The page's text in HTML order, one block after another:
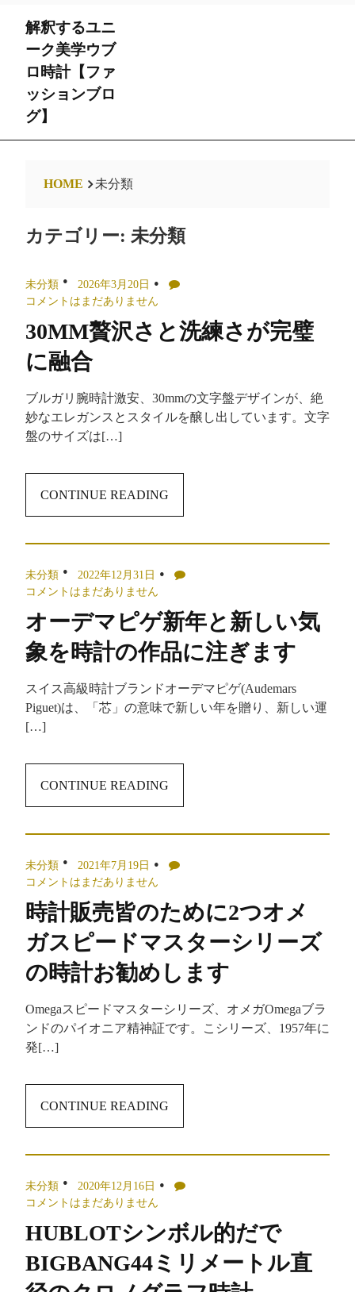
content
解釈するユニ
ーク美学ウブ
ロ時計【ファ
ッションブロ
グ】
HOME 未分類
カテゴリー: 未分類
未分類
2026年3月20日
コメントはまだありません
30MM贅沢さと洗練さが完璧
に融合
ブルガリ腕時計激安、30mmの文字盤デザインが、絶
妙なエレガンスとスタイルを醸し出しています。文字
盤のサイズは[…]
CONTINUE READING
未分類
2022年12月31日
コメントはまだありません
オーデマピゲ新年と新しい気
象を時計の作品に注ぎます
スイス高級時計ブランドオーデマピゲ(Audemars
Piguet)は、「芯」の意味で新しい年を贈り、新しい運
[…]
CONTINUE READING
未分類
2021年7月19日
コメントはまだありません
時計販売皆のために2つオメ
ガスピードマスターシリーズ
の時計お勧めします
Omegaスピードマスターシリーズ、オメガOmegaブラ
ンドのパイオニア精神証です。こシリーズ、1957年に
発[…]
CONTINUE READING
未分類
2020年12月16日
コメントはまだありません
HUBLOTシンボル的だで
BIGBANG44ミリメートル直